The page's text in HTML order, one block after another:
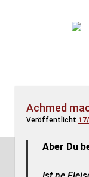
Achmed
Veröffentlicht
Aber Du